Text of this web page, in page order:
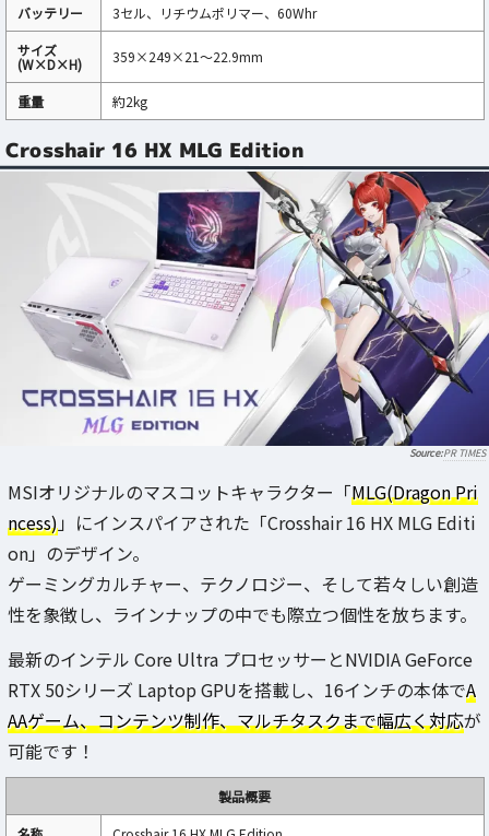
バッテリー
3セル、リチウムポリマー、60Whr
サイズ
(W×D×H) 359×249×21～22.9mm
重量 約2kg
Crosshair 16 HX MLG Edition
PR TIMES
MSIオリジナルのマスコットキャラクター「MLG(Dragon Pri
ncess)」にインスパイアされた「Crosshair 16 HX MLG Editi
on」のデザイン。
ゲーミングカルチャー、テクノロジー、そして若々しい創造
性を象徴し、ラインナップの中でも際立つ個性を放ちます。
最新のインテル Core Ultra プロセッサーとNVIDIA GeForce
RTX 50シリーズ Laptop GPUを搭載し、16インチの本体でA
AAゲーム、コンテンツ制作、マルチタスクまで幅広く対応が
可能です！
製品概要